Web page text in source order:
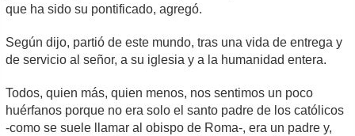
que ha sido su pontificado, agregó.
Según dijo, partió de este mundo, tras una vida de entrega y
de servicio al señor, a su iglesia y a la humanidad entera.
Todos, quien más, quien menos, nos sentimos un poco
huérfanos porque no era solo el santo padre de los católicos
-como se suele llamar al obispo de Roma-, era un padre y,